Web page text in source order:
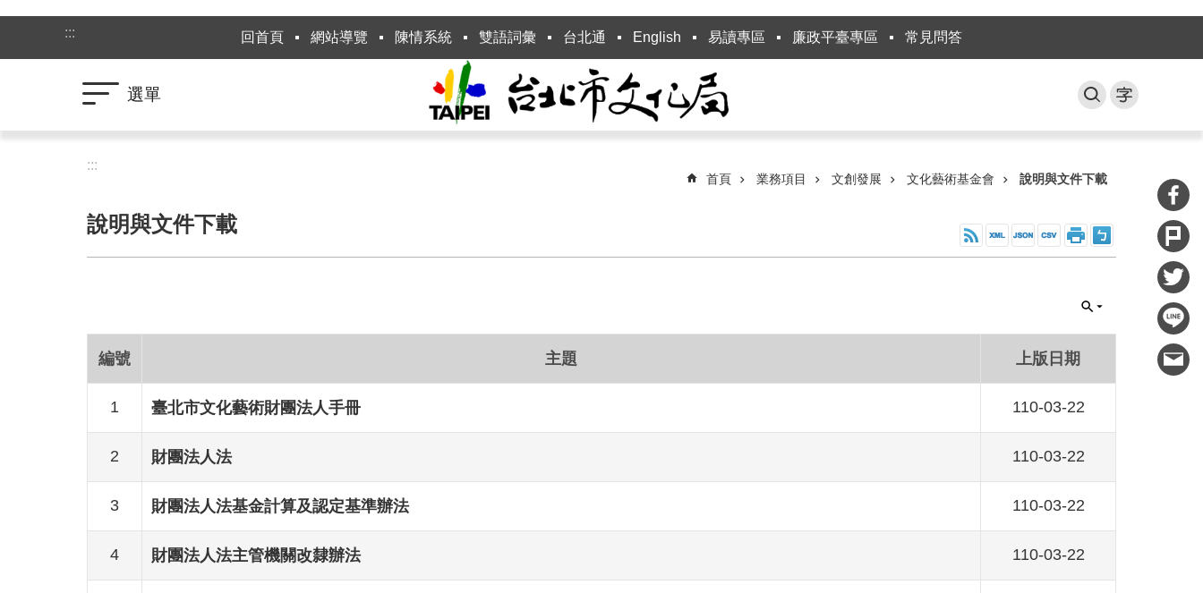
跳到主要內容區塊
:::
回首頁 網站導覽 陳情系統 雙語詞彙 台北通 English 易讀專區 廉政平臺專區 常見問答
選單
:::
首頁 業務項目 文創發展 文化藝術基金會 說明與文件下載
說明與文件下載
編號 主題 上版日期
1 臺北市文化藝術財團法人手冊 110-03-22
2 財團法人法 110-03-22
3 財團法人法基金計算及認定基準辦法 110-03-22
4 財團法人法主管機關改隸辦法 110-03-22